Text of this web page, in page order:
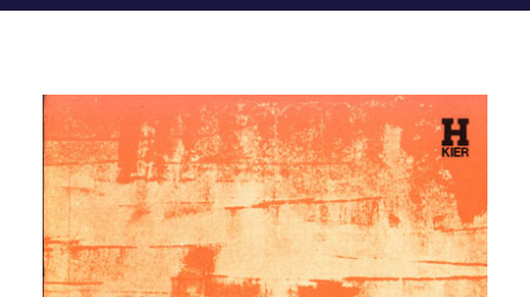
INICIO
QUIENES SOMOS
CATEGORÍAS